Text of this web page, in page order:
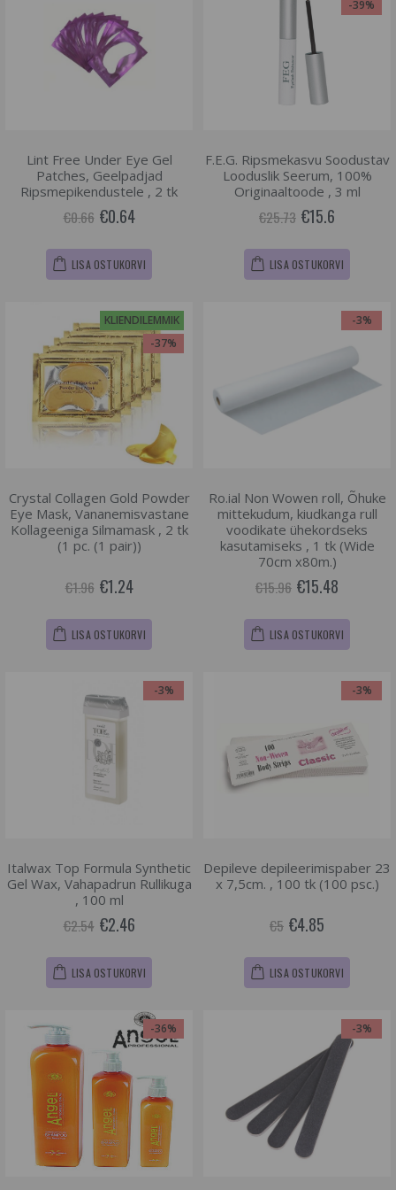
Lint Free Under Eye Gel
Patches, Geelpadjad
Ripsmepikendustele , 2 tk
€0.66 €0.64
LISA OSTUKORVI
-39%
F.E.G. Ripsmekasvu Soodustav
Looduslik Seerum, 100%
Originaaltoode , 3 ml
€25.73 €15.6
LISA OSTUKORVI
KLIENDILEMMIK
-37%
Crystal Collagen Gold Powder
Eye Mask, Vananemisvastane
Kollageeniga Silmamask , 2 tk
(1 pc. (1 pair))
€1.96 €1.24
LISA OSTUKORVI
-3%
Ro.ial Non Wowen roll, Õhuke
mittekudum, kiudkanga rull
voodikate ühekordseks
kasutamiseks , 1 tk (Wide
70cm x80m.)
€15.96 €15.48
LISA OSTUKORVI
-3%
Italwax Top Formula Synthetic
Gel Wax, Vahapadrun Rullikuga
, 100 ml
€2.54 €2.46
LISA OSTUKORVI
-3%
Depileve depileerimispaber 23
x 7,5cm. , 100 tk (100 psc.)
€5 €4.85
LISA OSTUKORVI
-36% -3%